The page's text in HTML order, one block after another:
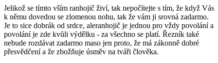
Jelikož se tímto vším ranhojič živí, tak nepočítejte s tím, že když Vás
k němu dovedou se zlomenou nohu, tak že vám ji srovná zadarmo.
Je to sice dobrák od srdce, aleranhojič je jednou pro vždy povolání a
povolání je zde kvůli výdělku - za všechno se platí. Řezník také
nebude rozdávat zadarmo maso jen proto, že má zákonně dobré
přesvědčení a že zbožňuje úsměv na tváři člověka.